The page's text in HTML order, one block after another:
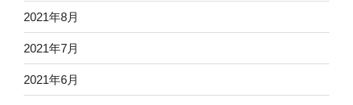
2021年8月
2021年7月
2021年6月